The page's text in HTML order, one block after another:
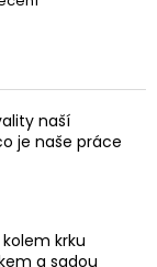
naší
je naše práce
krku
a sadou